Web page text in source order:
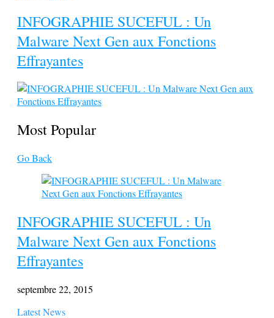
INFOGRAPHIE SUCEFUL : Un
Malware Next Gen aux Fonctions
Effrayantes
Most Popular
Go Back
INFOGRAPHIE SUCEFUL : Un
Malware Next Gen aux Fonctions
Effrayantes
septembre 22, 2015
Latest News